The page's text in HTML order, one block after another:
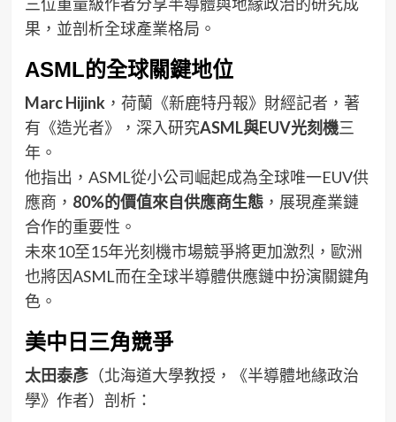
果，並剖析全球產業格局。
ASML的全球關鍵地位
Marc Hijink，荷蘭《新鹿特丹報》財經記者，著
有《造光者》，深入研究ASML與EUV光刻機三
年。
他指出，ASML從小公司崛起成為全球唯一EUV供
應商， 80%的價值來自供應商生態，展現產業鏈
合作的重要性。
未來10至15年光刻機市場競爭將更加激烈，歐洲
也將因ASML而在全球半導體供應鏈中扮演關鍵角
色。
美中日三角競爭
太田泰彥（北海道大學教授，《半導體地緣政治
學》作者）剖析：